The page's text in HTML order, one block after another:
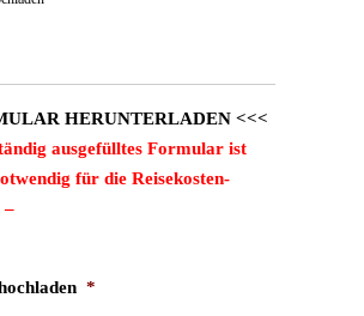
HERUNTERLADEN <<<
ausgefülltes Formular ist
für die Reisekosten-
–
*